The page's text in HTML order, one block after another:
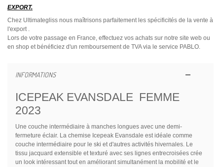
EXPORT.
Chez Ultimategliss nous maîtrisons parfaitement les spécificités de la vente à
l'export .
Lors de votre passage en France, effectuez vos achats sur notre site web ou
en shop et bénéficiez d'un remboursement de TVA via le service PABLO.
INFORMATIONS
ICEPEAK EVANSDALE FEMME
2023
Une couche intermédiaire à manches longues avec une demi-
fermeture éclair. La chemise Icepeak Evansdale est idéale comme
couche intermédiaire pour le ski et d'autres activités hivernales. Le
tissu jacquard extensible et texturé avec ses lignes entrecroisées crée
un look intéressant tout en améliorant simultanément la mobilité et le